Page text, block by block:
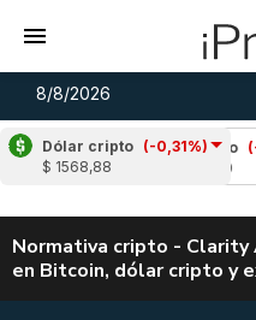
8/8/2026
Dólar cripto (-0,31%)
$ 1568,88
Cardano (-
Normativa cripto -
en Bitcoin, dólar cripto y